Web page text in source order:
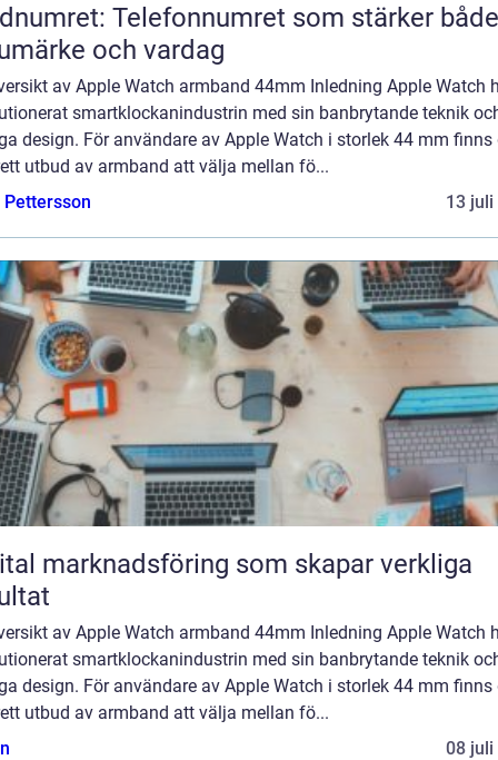
Telefonnumret som stärker både
och vardag
av Apple Watch armband 44mm Inledning Apple Watch
smartklockanindustrin med sin banbrytande teknik
design. För användare av Apple Watch i storlek 44 mm finns
utbud av armband att välja mellan fö...
13 juli
marknadsföring som skapar verkliga
av Apple Watch armband 44mm Inledning Apple Watch
smartklockanindustrin med sin banbrytande teknik
design. För användare av Apple Watch i storlek 44 mm finns
utbud av armband att välja mellan fö...
08 juli